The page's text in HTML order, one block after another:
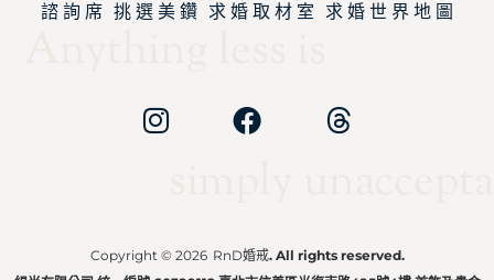
諮 詢 席 挑 選 美 鑽 求 婚 取 材 室 求 婚 世 界 地 圖
Copyright © 2026 RnD婚戒. All rights reserved.